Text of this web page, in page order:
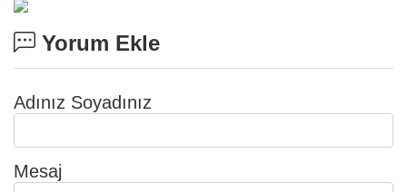
Yorum Ekle
Adınız Soyadınız
Mesaj